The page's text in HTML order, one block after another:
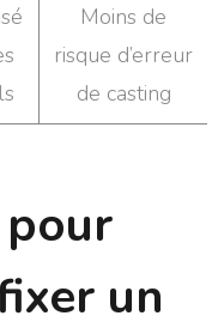
Moins de
risque d’erreur
de casting
un